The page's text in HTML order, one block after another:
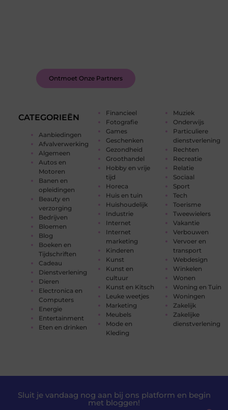
CATEGORIEËN
Aanbiedingen
Afvalverwerking
Algemeen
Autos en
Motoren
Banen en
opleidingen
Beauty en
verzorging
Bedrijven
Bloemen
Blog
Boeken en
Tijdschriften
Cadeau
Dienstverlening
Dieren
Electronica en
Computers
Energie
Entertainment
Eten en drinken
Financieel
Fotografie
Games
Geschenken
Gezondheid
Groothandel
Hobby en vrije
tijd
Horeca
Huis en tuin
Huishoudelijk
Industrie
Internet
Internet
marketing
Kinderen
Kunst
Kunst en
cultuur
Kunst en Kitsch
Leuke weetjes
Marketing
Meubels
Mode en
Kleding
Muziek
Onderwijs
Particuliere
dienstverlening
Rechten
Recreatie
Relatie
Sociaal
Sport
Tech
Toerisme
Tweewielers
Vakantie
Verbouwen
Vervoer en
transport
Webdesign
Winkelen
Wonen
Woning en Tuin
Woningen
Zakelijk
Zakelijke
dienstverlening
Ontmoet Onze Partners
Sluit je vandaag nog aan bij ons platform en begin
met bloggen!